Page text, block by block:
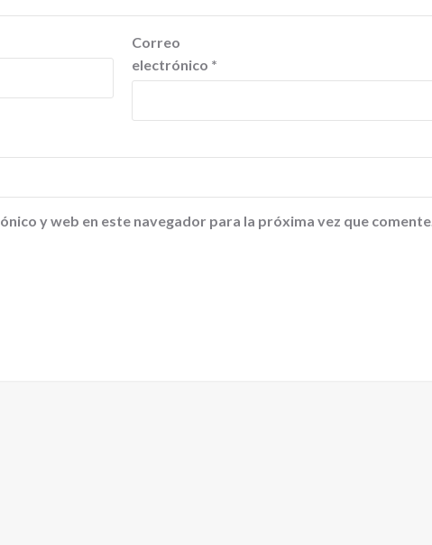
Correo
electrónico *
y web en este navegador para la próxima vez que comente.